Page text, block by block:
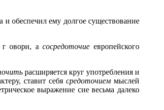
и обеспечил ему долгое существование
говори, асосредоточие европейского
расширяется круг употребления и
ставит себясредоточием мыслей
выражение сие весьма далеко